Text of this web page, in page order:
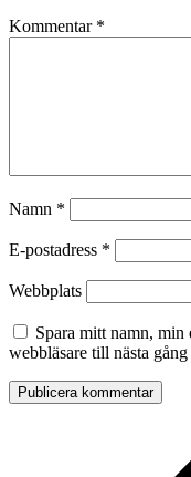
Kommentar *
Namn *
E-postadress *
Webbplats
Spara mitt namn, min
webbläsare till nästa